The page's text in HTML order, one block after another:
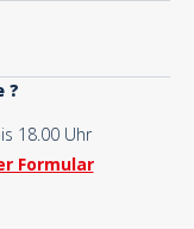
?
18.00 Uhr
Formular